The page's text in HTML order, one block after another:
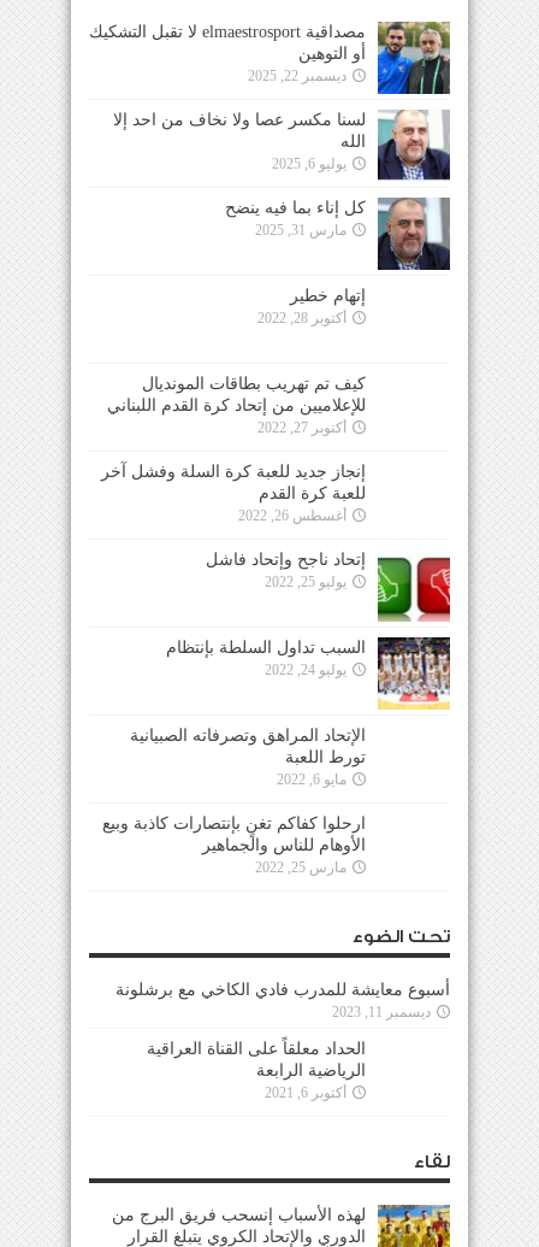
مصداقية elmaestrosport لا تقبل التشكيك
أو التوهين
ديسمبر 22, 2025
لسنا مكسر عصا ولا نخاف من احد إلا
الله
يوليو 6, 2025
كل إناء بما فيه ينضح
مارس 31, 2025
إتهام خطير
أكتوبر 28, 2022
كيف تم تهريب بطاقات المونديال
للإعلاميين من إتحاد كرة القدم اللبناني
أكتوبر 27, 2022
إنجاز جديد للعبة كرة السلة وفشل آخر
للعبة كرة القدم
أغسطس 26, 2022
إتحاد ناجح وإتحاد فاشل
يوليو 25, 2022
السبب تداول السلطة بإنتظام
يوليو 24, 2022
الإتحاد المراهق وتصرفاته الصبيانية
تورط اللعبة
مايو 6, 2022
ارحلوا كفاكم تغنٍ بإنتصارات كاذبة وبيع
الأوهام للناس والجماهير
مارس 25, 2022
تحت الضوء
أسبوع معايشة للمدرب فادي الكاخي مع برشلونة
ديسمبر 11, 2023
الحداد معلقاً على القناة العراقية
الرياضية الرابعة
أكتوبر 6, 2021
لقاء
لهذه الأسباب إنسحب فريق البرج من
الدوري والإتحاد الكروي يتبلغ القرار